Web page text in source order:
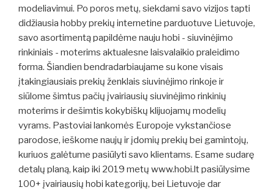
modeliavimui. Po poros metų, siekdami savo vizijos tapti
didžiausia hobby prekių internetine parduotuve Lietuvoje,
savo asortimentą papildėme nauju hobi - siuvinėjimo
rinkiniais - moterims aktualesne laisvalaikio praleidimo
forma. Šiandien bendradarbiaujame su kone visais
įtakingiausiais prekių ženklais siuvinėjimo rinkoje ir
siūlome šimtus pačių įvairiausių siuvinėjimo rinkinių
moterims ir dešimtis kokybiškų klijuojamų modelių
vyrams. Pastoviai lankomės Europoje vykstančiose
parodose, ieškome naujų ir įdomių prekių bei gamintojų,
kuriuos galėtume pasiūlyti savo klientams. Esame sudarę
detalų planą, kaip iki 2019 metų www.hobi.lt pasiūlysime
100+ įvairiausių hobi kategorijų, bei Lietuvoje dar